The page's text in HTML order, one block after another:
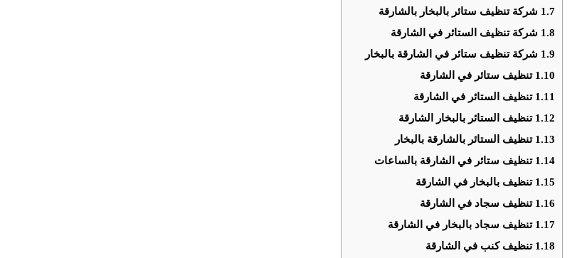
1.7 شركة تنظيف ستائر بالبخار بالشارقة
1.8 شركة تنظيف الستائر في الشارقة
1.9 شركة تنظيف ستائر في الشارقة بالبخار
1.10 تنظيف ستائر في الشارقة
1.11 تنظيف الستائر في الشارقة
1.12 تنظيف الستائر بالبخار الشارقة
1.13 تنظيف الستائر بالشارقة بالبخار
1.14 تنظيف ستائر في الشارقة بالساعات
1.15 تنظيف بالبخار في الشارقة
1.16 تنظيف سجاد في الشارقة
1.17 تنظيف سجاد بالبخار في الشارقة
1.18 تنظيف كنب في الشارقة